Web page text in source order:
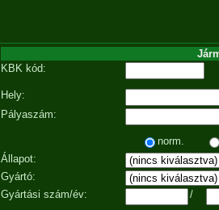
KBK kód:
Hely:
Pályaszám:
norm.
Állapot:
Gyártó:
Gyártási szám/év:
/